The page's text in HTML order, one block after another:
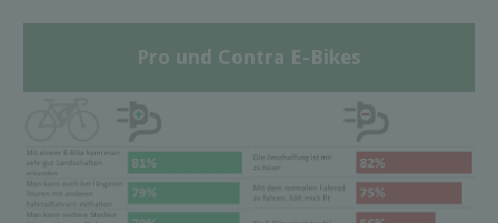
Pro und Contra E-Bikes